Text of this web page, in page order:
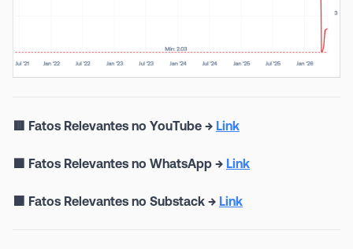
🟥 Fatos Relevantes no YouTube → Link
🟩 Fatos Relevantes no WhatsApp → Link
🟧 Fatos Relevantes no Substack → Link